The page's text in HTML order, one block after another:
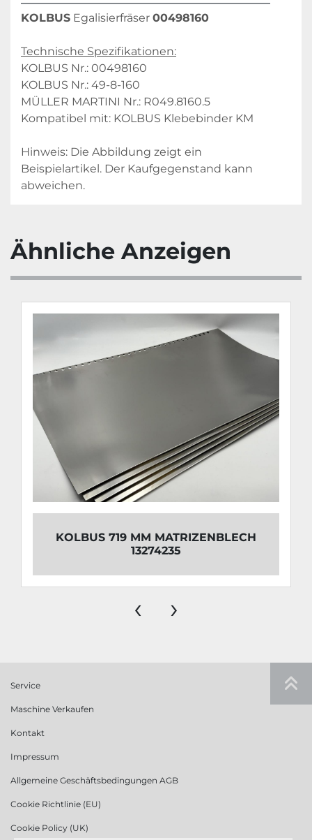
KOLBUS Egalisierfräser 00498160
Technische Spezifikationen:
KOLBUS Nr.: 00498160
KOLBUS Nr.: 49-8-160
MÜLLER MARTINI Nr.: R049.8160.5
Kompatibel mit: KOLBUS Klebebinder KM
Hinweis: Die Abbildung zeigt ein
Beispielartikel. Der Kaufgegenstand kann
abweichen.
Ähnliche Anzeigen
KOLBUS 719 MM MATRIZENBLECH
13274235
‹ ›
Service
Maschine Verkaufen
Kontakt
Impressum
Allgemeine Geschäftsbedingungen AGB
Cookie Richtlinie (EU)
Cookie Policy (UK)